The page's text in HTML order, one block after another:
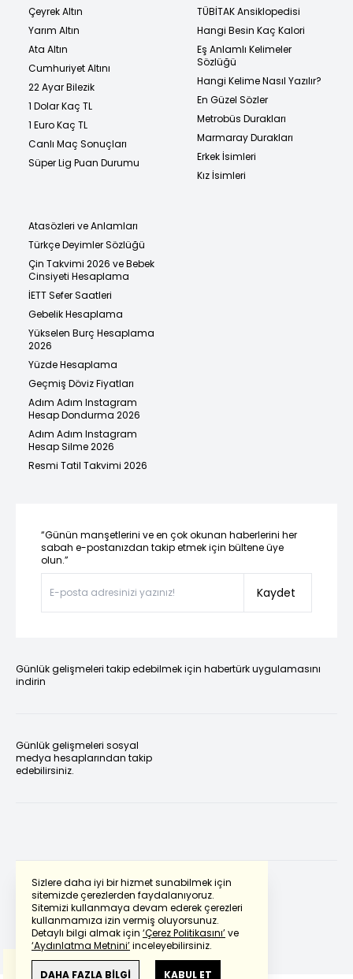
Sizlere daha iyi bir hizmet sunabilmek için
sitemizde çerezlerden faydalanıyoruz.
Sitemizi kullanmaya devam ederek çerezleri
kullanmamıza izin vermiş oluyorsunuz.
Detaylı bilgi almak için ‘Çerez Politikasını’ve
‘Aydınlatma Metnini’inceleyebilirsiniz.
DAHA FAZLA BİLGİ KABUL ET
Çeyrek Altın
Yarım Altın
Ata Altın
Cumhuriyet Altını
22 Ayar Bilezik
1 Dolar Kaç TL
1 Euro Kaç TL
Canlı Maç Sonuçları
Süper Lig Puan Durumu
TÜBİTAK Ansiklopedisi
Hangi Besin Kaç Kalori
Eş Anlamlı Kelimeler
Sözlüğü
Hangi Kelime Nasıl Yazılır?
En Güzel Sözler
Metrobüs Durakları
Marmaray Durakları
Erkek İsimleri
Kız İsimleri
Atasözleri ve Anlamları
Türkçe Deyimler Sözlüğü
Çin Takvimi 2026 ve Bebek
Cinsiyeti Hesaplama
İETT Sefer Saatleri
Gebelik Hesaplama
Yükselen Burç Hesaplama
2026
Yüzde Hesaplama
Geçmiş Döviz Fiyatları
Adım Adım Instagram
Hesap Dondurma 2026
Adım Adım Instagram
Hesap Silme 2026
Resmi Tatil Takvimi 2026
“Günün manşetlerini ve en çok okunan haberlerini her
sabah e-postanızdan takip etmek için bültene üye
olun.”
Kaydet
Günlük gelişmeleri takip edebilmek için habertürk uygulamasını
indirin
Günlük gelişmeleri sosyal
medya hesaplarından takip
edebilirsiniz.
Powered by Translate
Bu çevirideGoogle Transletekullanılmıştır.
Anlam ve çeviri hatalarından
haberturk.com